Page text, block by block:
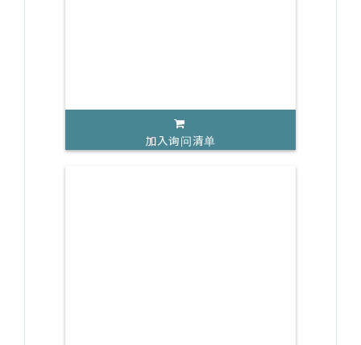
加入询问清单